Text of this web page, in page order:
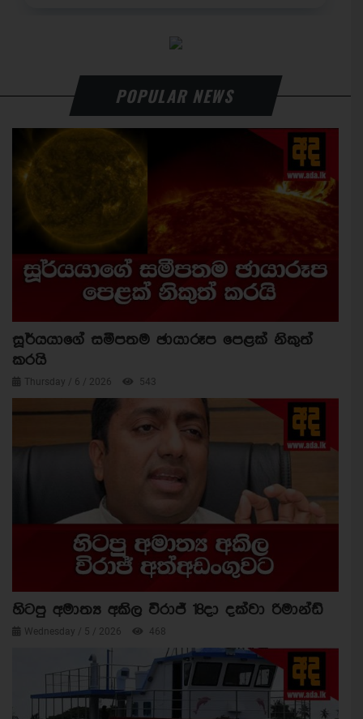
POPULAR NEWS
සූර්යයාගේ සමීපතම ඡායාරූප පෙළක් නිකුත්
කරයි
Thursday / 6 / 2026 543
හිටපු අමාත්‍ය අකිල විරාජ් 18දා දක්වා රිමාන්ඩ්
Wednesday / 5 / 2026 468